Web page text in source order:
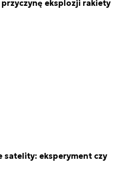
eksplozji rakiety
satelity: eksperyment czy